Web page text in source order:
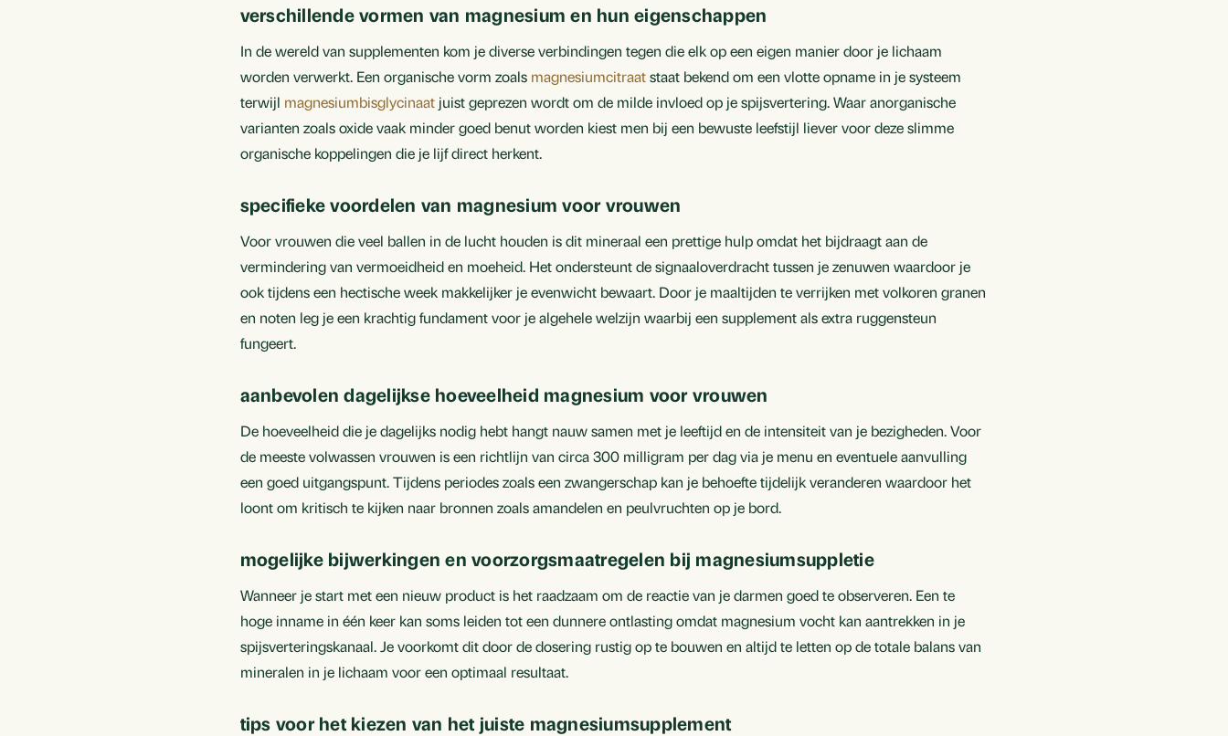
verschillende vormen van magnesium en hun eigenschappen
In de wereld van supplementen kom je diverse verbindingen tegen die elk op een eigen manier door je lichaam
worden verwerkt. Een organische vorm zoals magnesiumcitraatstaat bekend om een vlotte opname in je systeem
terwijl magnesiumbisglycinaatjuist geprezen wordt om de milde invloed op je spijsvertering. Waar anorganische
varianten zoals oxide vaak minder goed benut worden kiest men bij een bewuste leefstijl liever voor deze slimme
organische koppelingen die je lijf direct herkent.
specifieke voordelen van magnesium voor vrouwen
Voor vrouwen die veel ballen in de lucht houden is dit mineraal een prettige hulp omdat het bijdraagt aan de
vermindering van vermoeidheid en moeheid. Het ondersteunt de signaaloverdracht tussen je zenuwen waardoor je
ook tijdens een hectische week makkelijker je evenwicht bewaart. Door je maaltijden te verrijken met volkoren granen
en noten leg je een krachtig fundament voor je algehele welzijn waarbij een supplement als extra ruggensteun
fungeert.
aanbevolen dagelijkse hoeveelheid magnesium voor vrouwen
De hoeveelheid die je dagelijks nodig hebt hangt nauw samen met je leeftijd en de intensiteit van je bezigheden. Voor
de meeste volwassen vrouwen is een richtlijn van circa 300 milligram per dag via je menu en eventuele aanvulling
een goed uitgangspunt. Tijdens periodes zoals een zwangerschap kan je behoefte tijdelijk veranderen waardoor het
loont om kritisch te kijken naar bronnen zoals amandelen en peulvruchten op je bord.
mogelijke bijwerkingen en voorzorgsmaatregelen bij magnesiumsuppletie
Wanneer je start met een nieuw product is het raadzaam om de reactie van je darmen goed te observeren. Een te
hoge inname in één keer kan soms leiden tot een dunnere ontlasting omdat magnesium vocht kan aantrekken in je
spijsverteringskanaal. Je voorkomt dit door de dosering rustig op te bouwen en altijd te letten op de totale balans van
mineralen in je lichaam voor een optimaal resultaat.
tips voor het kiezen van het juiste magnesiumsupplement